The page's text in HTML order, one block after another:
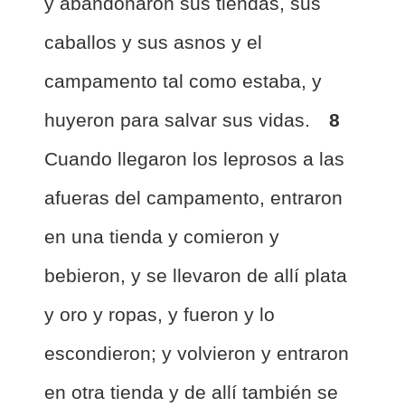
caballos y sus asnos y el
campamento tal como estaba, y
huyeron para salvar sus vidas.
8
Cuando llegaron los leprosos a las
afueras del campamento, entraron
en una tienda y comieron y
bebieron, y se llevaron de allí plata
y oro y ropas, y fueron y lo
escondieron; y volvieron y entraron
en otra tienda y de allí también se